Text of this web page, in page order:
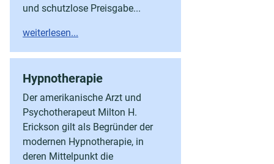
und schutzlose Preisgabe...
weiterlesen...
Hypnotherapie
Der amerikanische Arzt und
Psychotherapeut Milton H.
Erickson gilt als Begründer der
modernen Hypnotherapie, in
deren Mittelpunkt die